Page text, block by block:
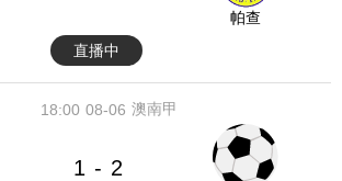
帕查
直播中
08-06
18:00 澳南甲
1 - 2